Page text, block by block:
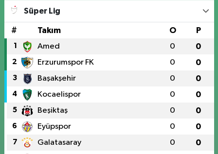
Süper Lig
# Takım O P
1 Amed 0 0
2 Erzurumspor FK 0 0
3 Başakşehir 0 0
4 Kocaelispor 0 0
5 Beşiktaş 0 0
6 Eyüpspor 0 0
7 Galatasaray 0 0